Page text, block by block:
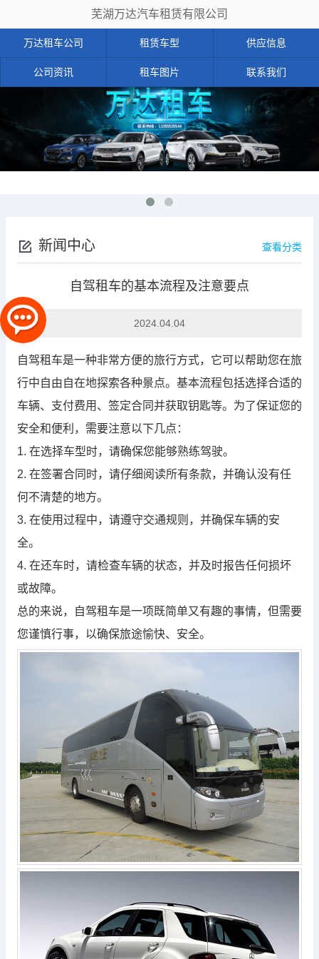
芜湖万达汽车租赁有限公司
万达租车公司 租赁车型 供应信息
公司资讯 租车图片 联系我们
新闻中心 查看分类
自驾租车的基本流程及注意要点
2024.04.04
自驾租车是一种非常方便的旅行方式，它可以帮助您在旅
行中自由自在地探索各种景点。基本流程包括选择合适的
车辆、支付费用、签定合同并获取钥匙等。为了保证您的
安全和便利，需要注意以下几点：
1. 在选择车型时，请确保您能够熟练驾驶。
2. 在签署合同时，请仔细阅读所有条款，并确认没有任
何不清楚的地方。
3. 在使用过程中，请遵守交通规则，并确保车辆的安
全。
4. 在还车时，请检查车辆的状态，并及时报告任何损坏
或故障。
总的来说，自驾租车是一项既简单又有趣的事情，但需要
您谨慎行事，以确保旅途愉快、安全。